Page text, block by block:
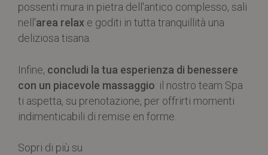
possenti mura in pietra dell'antico complesso, sali
nell'area relax e goditi in tutta tranquillità una
deliziosa tisana.
Infine, concludi la tua esperienza di benessere
con un piacevole massaggio: il nostro team Spa
ti aspetta, su prenotazione, per offrirti momenti
indimenticabili di remise en forme.
Sopri di più su